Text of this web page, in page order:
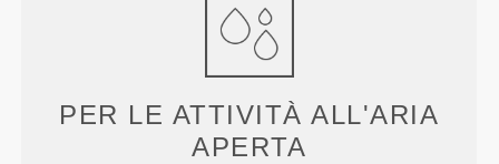
PER LE ATTIVITÀ ALL'ARIA
APERTA